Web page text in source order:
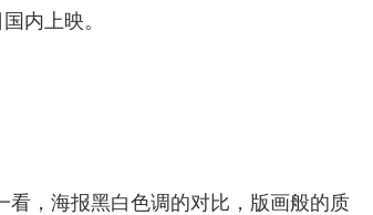
内上映。
，海报黑白色调的对比，版画般的质